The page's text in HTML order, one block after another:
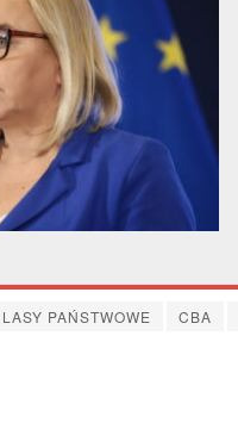
LASY PAŃSTWOWE CBA